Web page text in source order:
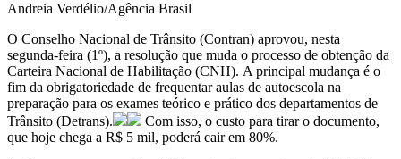
Andreia Verdélio/Agência Brasil
O Conselho Nacional de Trânsito (Contran) aprovou, nesta
segunda-feira (1º), a resolução que muda o processo de obtenção da
Carteira Nacional de Habilitação (CNH). A principal mudança é o
fim da obrigatoriedade de frequentar aulas de autoescola na
preparação para os exames teórico e prático dos departamentos de
Trânsito (Detrans).
Com isso, o custo para tirar o documento,
que hoje chega a R$ 5 mil, poderá cair em 80%.